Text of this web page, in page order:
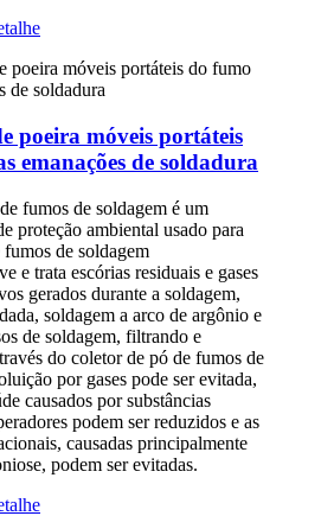
poeira móveis portáteis
emanações de soldadura
fumos de soldagem é um
proteção ambiental usado para
de soldagem
e trata escórias residuais e gases
gerados durante a soldagem,
soldagem a arco de argônio e
de soldagem, filtrando e
do coletor de pó de fumos de
por gases pode ser evitada,
causados ​​por substâncias
podem ser reduzidos e as
causadas principalmente
podem ser evitadas.